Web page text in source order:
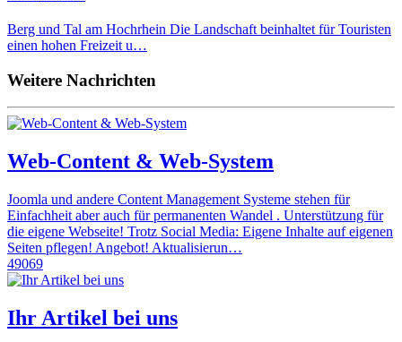
Berg und Tal am Hochrhein Die Landschaft beinhaltet für Touristen
einen hohen Freizeit u…
Weitere Nachrichten
Web-Content & Web-System
Joomla und andere Content Management Systeme stehen für
Einfachheit aber auch für permanenten Wandel . Unterstützung für
die eigene Webseite! Trotz Social Media: Eigene Inhalte auf eigenen
Seiten pflegen! Angebot! Aktualisierun…
49069
Ihr Artikel bei uns